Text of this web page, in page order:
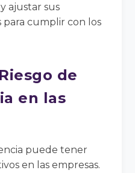
ajustar sus
para cumplir con los
de
en las
puede tener
en las empresas.